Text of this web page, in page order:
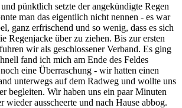
pünktlich setzte der angekündigte Regen
man das eigentlich nicht nennen - es war
ganz erfrischend und so wenig, dass es sich
Regenjacke über zu ziehen. Bis zur ersten
wir als geschlossener Verband. Es ging
fand ich mich am Ende des Feldes
eine Überraschung - wir hatten einen
unterwegs auf dem Radweg und wollte uns
begleiten. Wir haben uns ein paar Minuten
wieder ausscheerte und nach Hause abbog.